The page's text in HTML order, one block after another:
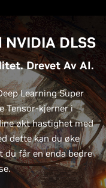
DLSS
Drevet Av AI.
Learning Super
Tensor-kjerner i
økt hastighet med
dette kan du øke
får en enda bedre